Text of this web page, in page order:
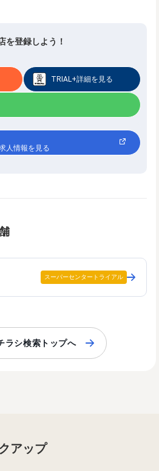
を登録しよう！
TRIAL+詳細を見る
人情報を見る
スーパーセンタートライアル
ラシ検索トップへ
アップ